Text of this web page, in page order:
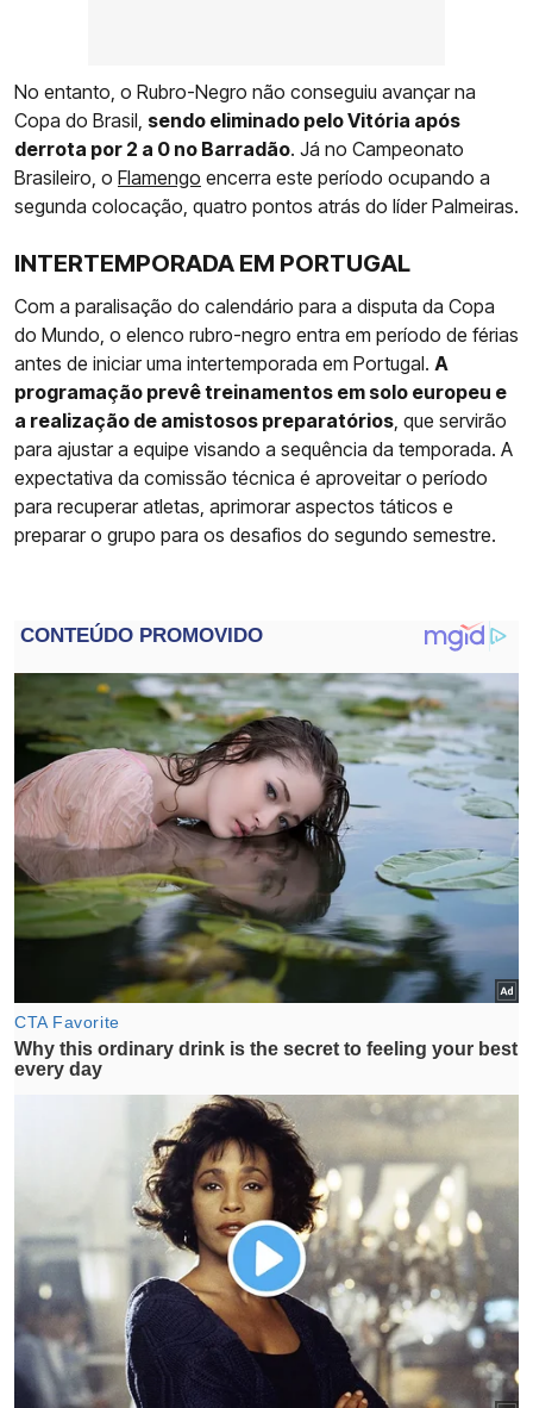
No entanto, o Rubro-Negro não conseguiu avançar na
Copa do Brasil, sendo eliminado pelo Vitória após
derrota por 2 a 0 no Barradão. Já no Campeonato
Brasileiro, o Flamengo encerra este período ocupando a
segunda colocação, quatro pontos atrás do líder Palmeiras.
INTERTEMPORADA EM PORTUGAL
Com a paralisação do calendário para a disputa da Copa
do Mundo, o elenco rubro-negro entra em período de férias
antes de iniciar uma intertemporada em Portugal. A
programação prevê treinamentos em solo europeu e
a realização de amistosos preparatórios , que servirão
para ajustar a equipe visando a sequência da temporada. A
expectativa da comissão técnica é aproveitar o período
para recuperar atletas, aprimorar aspectos táticos e
preparar o grupo para os desafios do segundo semestre.